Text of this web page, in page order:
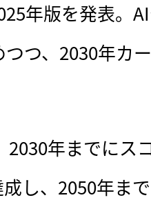
年版を発表。
つ、2030年カ
年までにス
し、2050年ま